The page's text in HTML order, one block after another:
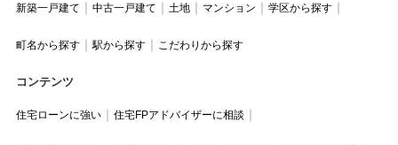
新築一戸建て 中古一戸建て 土地 マンション 学区から探す
町名から探す 駅から探す こだわりから探す
コンテンツ
住宅ローンに強い 住宅FPアドバイザーに相談